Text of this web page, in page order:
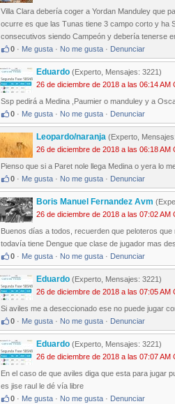
Villa Clara debería coger a Yordan Manduley que
ocurre es que las Tunas tiene 3 campo corto y ha
consecutivos siendo Campeón y debería tenerse
0 · Me gusta · No me gusta · Denunciar
Eduardo (Experto, Mensajes: 3221)
26 de diciembre de 2018 a las 06:14 AM
Ssp pedirá a Medina ,Paumier o manduley y a
0 · Me gusta · No me gusta · Denunciar
Leopardo/naranja (Experto,
26 de diciembre de 2018 a las 06:18 AM
Pienso que si a Paret nole llega Medina o yera lo
0 · Me gusta · No me gusta · Denunciar
Boris Manuel Fernandez Avm
26 de diciembre de 2018 a las 07:02 AM
Buenos días a todos, recuerden que peloteros
todavía tiene Dengue que clase de jugador mas
0 · Me gusta · No me gusta · Denunciar
Eduardo (Experto, Mensajes: 3221)
26 de diciembre de 2018 a las 07:05 AM
Si aviles me a deseccionado ese no puede jugar
0 · Me gusta · No me gusta · Denunciar
Eduardo (Experto, Mensajes: 3221)
26 de diciembre de 2018 a las 07:07 AM
En el caso de que aviles diga que esta para jugar
es jise raul le dé vía libre
0 · Me gusta · No me gusta · Denunciar